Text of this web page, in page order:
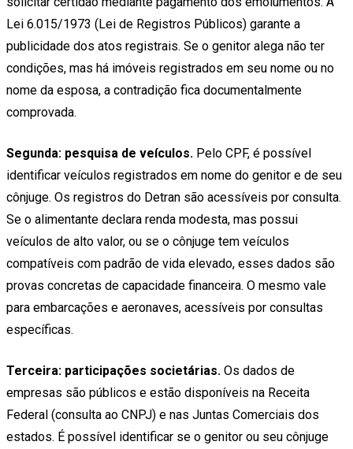
Lei 6.015/1973 (Lei de Registros Públicos) garante a
publicidade dos atos registrais. Se o genitor alega não ter
condições, mas há imóveis registrados em seu nome ou no
nome da esposa, a contradição fica documentalmente
comprovada.
Segunda: pesquisa de veículos. Pelo CPF, é possível
identificar veículos registrados em nome do genitor e de seu
cônjuge. Os registros do Detran são acessíveis por consulta.
Se o alimentante declara renda modesta, mas possui
veículos de alto valor, ou se o cônjuge tem veículos
compatíveis com padrão de vida elevado, esses dados são
provas concretas de capacidade financeira. O mesmo vale
para embarcações e aeronaves, acessíveis por consultas
específicas.
Terceira: participações societárias. Os dados de
empresas são públicos e estão disponíveis na Receita
Federal (consulta ao CNPJ) e nas Juntas Comerciais dos
estados. É possível identificar se o genitor ou seu cônjuge